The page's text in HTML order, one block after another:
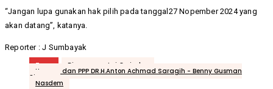
“Jangan lupa gunakan hak pilih pada tanggal27 Nopember 2024 yang
akan datang”, katanya.
Reporter : J Sumbayak
Tags
Diusung partai Gerindra
Hanura dan PPP DR.H.Anton Achmad Saragih - Benny Gusman
Sinaga
Nasdem